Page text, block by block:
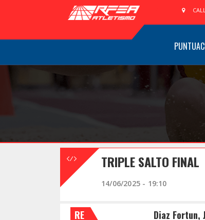
TRIPLE SALTO FINAL
14/06/2025 - 19:10
RE Diaz Fortun,